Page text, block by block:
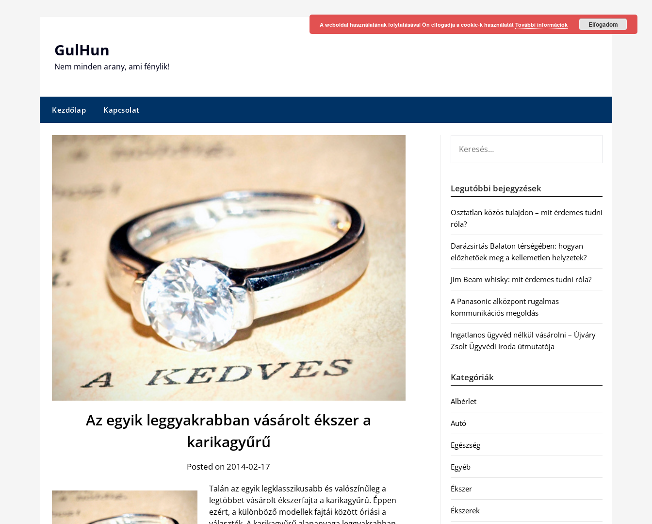
GulHun
Nem minden arany, ami fénylik!
Kezdőlap Kapcsolat
Az egyik leggyakrabban vásárolt ékszer a
karikagyűrű
Posted on 2014-02-17
Talán az egyik legklasszikusabb és valószínűleg a
legtöbbet vásárolt ékszerfajta a karikagyűrű. Éppen
ezért, a különböző modellek fajtái között óriási a
Legutóbbi bejegyzések
Osztatlan közös tulajdon – mit érdemes tudni
róla?
Darázsirtás Balaton térségében: hogyan
előzhetőek meg a kellemetlen helyzetek?
Jim Beam whisky: mit érdemes tudni róla?
A Panasonic alközpont rugalmas
kommunikációs megoldás
Ingatlanos ügyvéd nélkül vásárolni – Újváry
Zsolt Ügyvédi Iroda útmutatója
Kategóriák
Albérlet
Autó
Egészség
Egyéb
Ékszer
Ékszerek
A weboldal használatának folytatásával Ön elfogadja a cookie-k használatát További információk Elfogadom